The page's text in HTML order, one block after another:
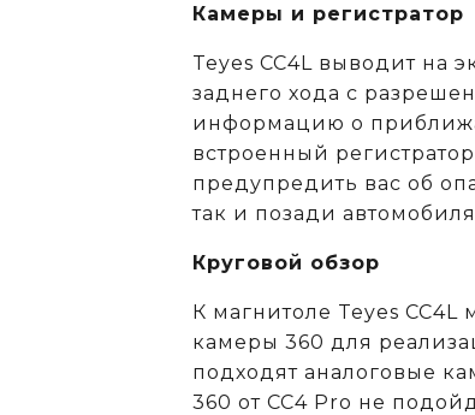
Камеры и регистратор
Teyes CC4L выводит на
заднего хода с
информацию о
встроенный
предупредить вас об
так и позади
Круговой обзор
К магнитоле Teyes
камеры 360 для
подходят аналоговые
360 от CC4 Pro не